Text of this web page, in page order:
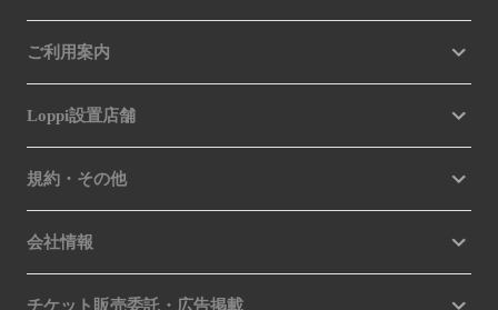
ご利用案内
Loppi設置店舗
規約・その他
会社情報
チケット販売委託・広告掲載